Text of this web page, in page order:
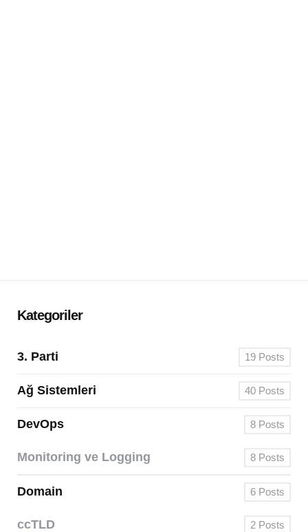
Kategoriler
3. Parti 19 Posts
Ağ Sistemleri 40 Posts
DevOps 8 Posts
Monitoring ve Logging 8 Posts
Domain 6 Posts
ccTLD 2 Posts